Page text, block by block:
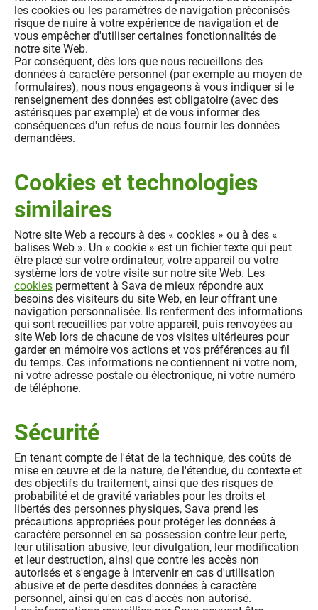
les cookies ou les paramètres de navigation préconisés
risque de nuire à votre expérience de navigation et de
vous empêcher d'utiliser certaines fonctionnalités de
notre site Web.
Par conséquent, dès lors que nous recueillons des
données à caractère personnel (par exemple au moyen de
formulaires), nous nous engageons à vous indiquer si le
renseignement des données est obligatoire (avec des
astérisques par exemple) et de vous informer des
conséquences d'un refus de nous fournir les données
demandées.
Cookies et technologies
similaires
Notre site Web a recours à des « cookies » ou à des «
balises Web ». Un « cookie » est un fichier texte qui peut
être placé sur votre ordinateur, votre appareil ou votre
système lors de votre visite sur notre site Web. Les
cookies permettent à Sava de mieux répondre aux
besoins des visiteurs du site Web, en leur offrant une
navigation personnalisée. Ils renferment des informations
qui sont recueillies par votre appareil, puis renvoyées au
site Web lors de chacune de vos visites ultérieures pour
garder en mémoire vos actions et vos préférences au fil
du temps. Ces informations ne contiennent ni votre nom,
ni votre adresse postale ou électronique, ni votre numéro
de téléphone.
Sécurité
En tenant compte de l'état de la technique, des coûts de
mise en œuvre et de la nature, de l'étendue, du contexte et
des objectifs du traitement, ainsi que des risques de
probabilité et de gravité variables pour les droits et
libertés des personnes physiques, Sava prend les
précautions appropriées pour protéger les données à
caractère personnel en sa possession contre leur perte,
leur utilisation abusive, leur divulgation, leur modification
et leur destruction, ainsi que contre les accès non
autorisés et s'engage à intervenir en cas d'utilisation
abusive et de perte desdites données à caractère
personnel, ainsi qu'en cas d'accès non autorisé.